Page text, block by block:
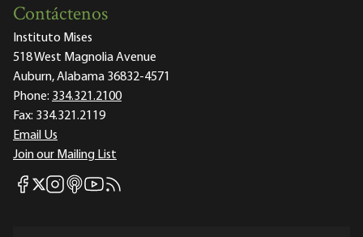
Contáctenos
Instituto Mises
518 West Magnolia Avenue
Auburn, Alabama 36832-4571
Phone: 334.321.2100
Fax: 334.321.2119
Email Us
Join our Mailing List
Mises Facebook
Mises X
Mises Instagram
Mises itunes
Mises Youtube
Mises RSS feed